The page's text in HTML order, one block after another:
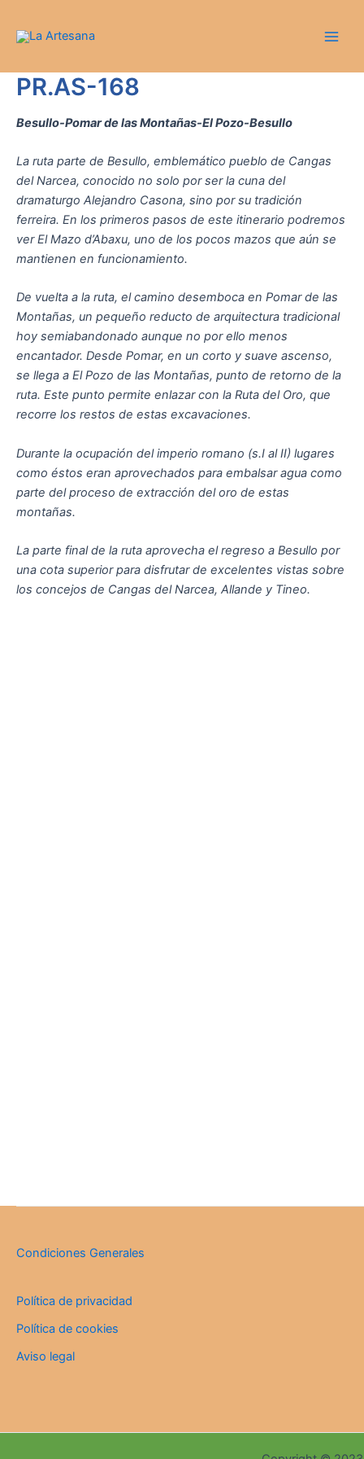
contenido
PR.AS-168
Besullo-Pomar de las Montañas-El Pozo-Besullo
La ruta parte de Besullo, emblemático pueblo de Cangas
del Narcea, conocido no solo por ser la cuna del
dramaturgo Alejandro Casona, sino por su tradición
ferreira. En los primeros pasos de este itinerario podremos
ver El Mazo d’Abaxu, uno de los pocos mazos que aún se
mantienen en funcionamiento.
De vuelta a la ruta, el camino desemboca en Pomar de las
Montañas, un pequeño reducto de arquitectura tradicional
hoy semiabandonado aunque no por ello menos
encantador. Desde Pomar, en un corto y suave ascenso,
se llega a El Pozo de las Montañas, punto de retorno de la
ruta. Este punto permite enlazar con la Ruta del Oro, que
recorre los restos de estas excavaciones.
Durante la ocupación del imperio romano (s.I al II) lugares
como éstos eran aprovechados para embalsar agua como
parte del proceso de extracción del oro de estas
montañas.
La parte final de la ruta aprovecha el regreso a Besullo por
una cota superior para disfrutar de excelentes vistas sobre
los concejos de Cangas del Narcea, Allande y Tineo.
Condiciones Generales
Política de privacidad
Política de cookies
Aviso legal